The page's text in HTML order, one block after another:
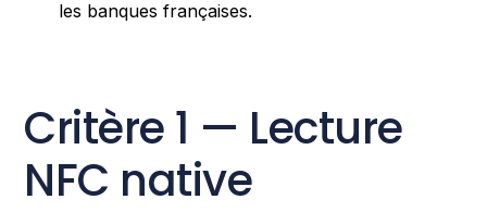
les banques françaises.
Critère 1 — Lecture
NFC native